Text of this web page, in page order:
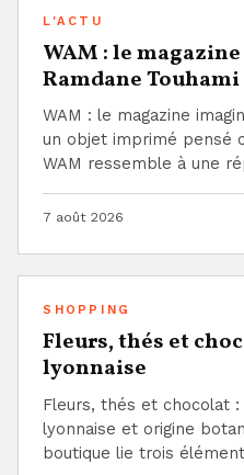
L'ACTU
WAM : le
Ramdane Touhami
WAM : le magazine
un objet imprimé pensé
WAM ressemble à une
7 août 2026
SHOPPING
Fleurs, thés et
lyonnaise
Fleurs, thés et chocolat
lyonnaise et origine
boutique lie trois